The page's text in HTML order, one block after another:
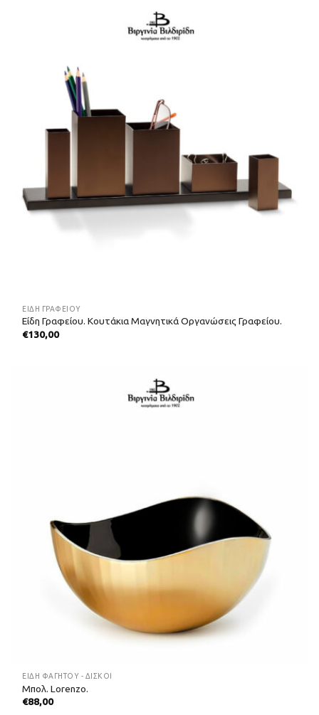
ΕΊΔΗ ΓΡΑΦΕΊΟΥ
Είδη Γραφείου. Κουτάκια Μαγνητικά Οργανώσεις Γραφείου.
€130,00
ΕΊΔΗ ΦΑΓΗΤΟΎ - ΔΊΣΚΟΙ
Μπολ. Lorenzo.
€88,00